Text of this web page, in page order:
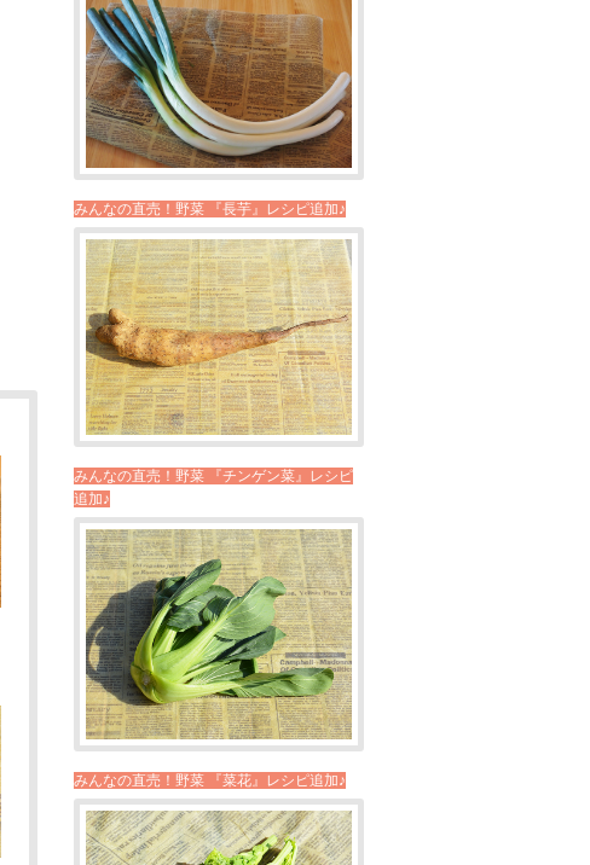
みんなの直売！野菜 『長芋』レシピ追加♪
みんなの直売！野菜 『チンゲン菜』レシピ
追加♪
みんなの直売！野菜 『菜花』レシピ追加♪